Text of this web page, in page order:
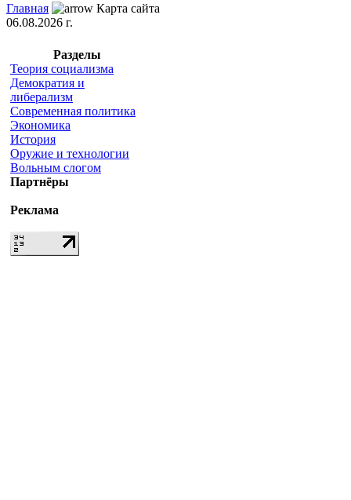
Главная
Карта сайта
06.08.2026 г.
Разделы
Теория социализма
Демократия и
либерализм
Современная политика
Экономика
История
Оружие и технологии
Вольным слогом
Партнёры
Реклама